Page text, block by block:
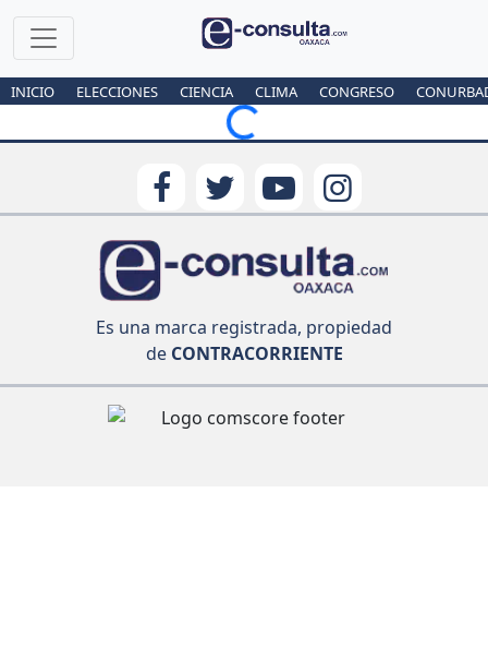
INICIO ELECCIONES CIENCIA CLIMA CONGRESO
Loading...
Es una marca registrada, propiedad
deCONTRACORRIENTE